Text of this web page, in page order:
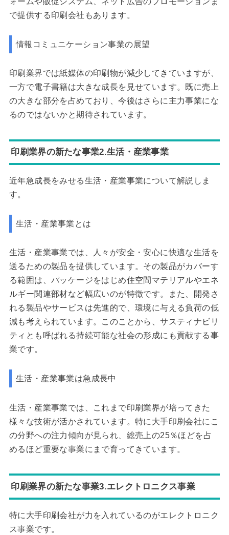
で提供する印刷会社もあります。
情報コミュニケーション事業の展望
印刷業界では紙媒体の印刷物が減少してきていますが、
一方で電子書籍は大きな成長を見せています。既に売上
の大きな部分を占めており、今後はさらに主力事業にな
るのではないかと期待されています。
印刷業界の新たな事業2.生活・産業事業
近年急成長をみせる生活・産業事業について解説しま
す。
生活・産業事業とは
生活・産業事業では、人々が安全・安心に快適な生活を
送るための製品を提供しています。その製品がカバーす
る範囲は、パッケージをはじめ住空間マテリアルやエネ
ルギー関連部材など幅広いのが特徴です。また、開発さ
れる製品やサービスは先進的で、環境に与える負荷の低
減も考えられています。このことから、サスティナビリ
ティとも呼ばれる持続可能な社会の形成にも貢献する事
業です。
生活・産業事業は急成長中
生活・産業事業では、これまで印刷業界が培ってきた
様々な技術が活かされています。特に大手印刷会社にこ
の分野への注力傾向が見られ、総売上の25％ほどを占
めるほど重要な事業にまで育ってきています。
印刷業界の新たな事業3.エレクトロニクス事業
特に大手印刷会社が力を入れているのがエレクトロニク
ス事業です。